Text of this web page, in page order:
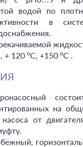
водой по
в
+ 120 ºС, +150 ºС .
на
от